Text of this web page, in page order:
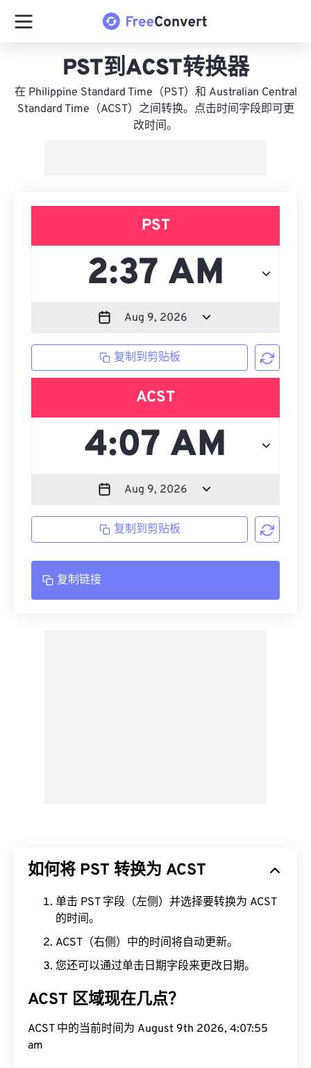
PST到ACST转换器
在 Philippine Standard Time（PST）和 Australian Central
Standard Time（ACST）之间转换。点击时间字段即可更
改时间。
PST
复制到剪贴板
ACST
复制到剪贴板
复制链接
如何将 PST 转换为 ACST
单击 PST 字段（左侧）并选择要转换为 ACST
的时间。
ACST（右侧）中的时间将自动更新。
您还可以通过单击日期字段来更改日期。
ACST 区域现在几点？
ACST 中的当前时间为 August 9th 2026, 4:07:56
am